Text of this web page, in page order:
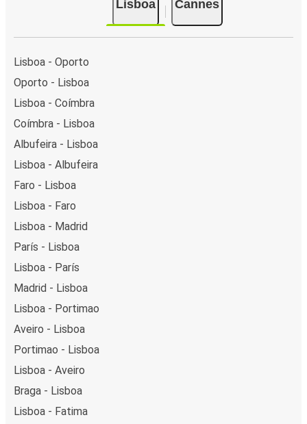
Lisboa Cannes
Lisboa - Oporto
Oporto - Lisboa
Lisboa - Coímbra
Coímbra - Lisboa
Albufeira - Lisboa
Lisboa - Albufeira
Faro - Lisboa
Lisboa - Faro
Lisboa - Madrid
París - Lisboa
Lisboa - París
Madrid - Lisboa
Lisboa - Portimao
Aveiro - Lisboa
Portimao - Lisboa
Lisboa - Aveiro
Braga - Lisboa
Lisboa - Fatima